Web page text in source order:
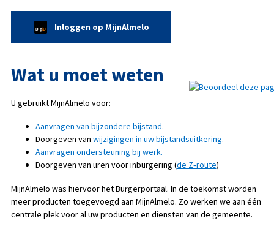
Inloggen op MijnAlmelo
Wat u moet weten
U gebruikt MijnAlmelo voor:
Aanvragen van bijzondere bijstand.
Doorgeven van wijzigingen in uw bijstandsuitkering.
Aanvragen ondersteuning bij werk.
Doorgeven van uren voor inburgering (de Z‑route)
MijnAlmelo was hiervoor het Burgerportaal. In de toekomst worden
meer producten toegevoegd aan MijnAlmelo. Zo werken we aan één
centrale plek voor al uw producten en diensten van de gemeente.